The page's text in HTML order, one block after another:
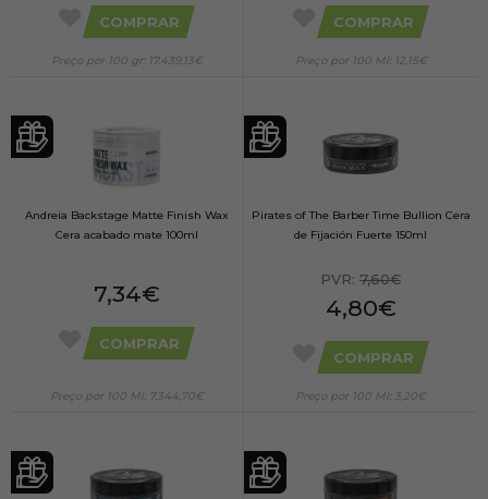
COMPRAR
Preço por 100 gr: 17.439,13€
COMPRAR
Preço por 100 Ml: 12,15€
Andreia Backstage Matte Finish Wax
Cera acabado mate 100ml
7,34€
COMPRAR
Preço por 100 Ml: 7.344,70€
Pirates of The Barber Time Bullion Cera
de Fijación Fuerte 150ml
PVR: 7,60€
4,80€
COMPRAR
Preço por 100 Ml: 3,20€